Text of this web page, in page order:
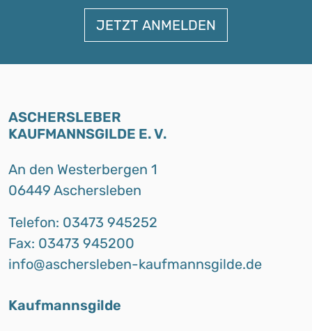
ASCHERSLEBER
KAUFMANNSGILDE E. V.
An den Westerbergen 1
06449 Aschersleben
Telefon: 03473 945252
Fax: 03473 945200
info@aschersleben-kaufmannsgilde.de
Kaufmannsgilde